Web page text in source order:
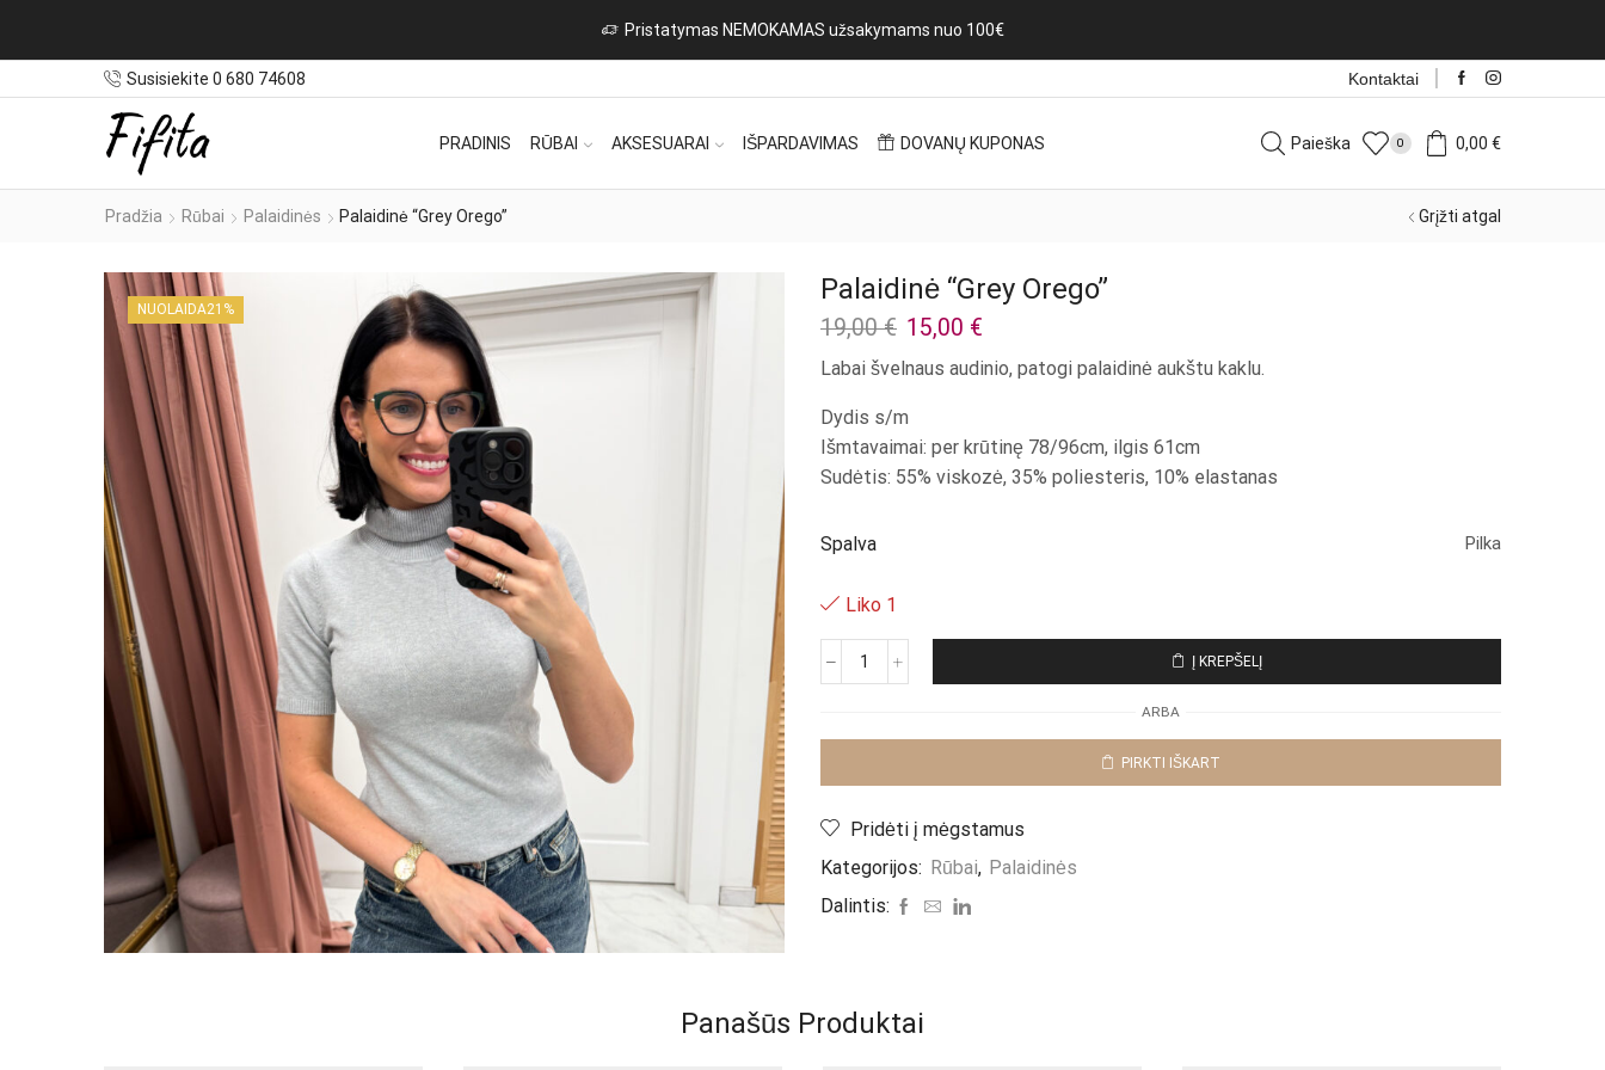
Naujos prekės iš Italijos kasdien!
Susisiekite 0 680 74608 Kontaktai
PRADINIS RŪBAI AKSESUARAI IŠPARDAVIMAS DOVANŲ KUPONAS Paieška 0 0,00 €
Pradžia Rūbai Palaidinės Palaidinė “Grey Orego” Grįžti atgal
NUOLAIDA21%
Palaidinė “Grey Orego”
19,00€ Original
price
was:
19,00 €.
15,00 €
price
is:
Labai švelnaus audinio, patogi palaidinė aukštu kaklu.
Dydis s/m
Išmtavaimai: per krūtinę 78/96cm, ilgis 61cm
Sudėtis: 55% viskozė, 35% poliesteris, 10% elastanas
Spalva Pilka
Liko 1
produkto
"Grey
Į KREPŠELĮ
ARBA
PIRKTI IŠKART
Pridėti į mėgstamus
Kategorijos: Rūbai, Palaidinės
Dalintis:
Panašūs Produktai